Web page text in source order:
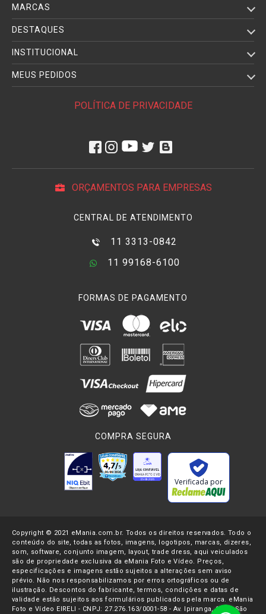
MARCAS
DESTAQUES
INSTITUCIONAL
MEUS PEDIDOS
POLÍTICA DE PRIVACIDADE
ORÇAMENTOS PARA EMPRESAS
CENTRAL DE ATENDIMENTO
11 3313-0842
11 99168-6100
FORMAS DE PAGAMENTO
COMPRA SEGURA
Verificada por
Copyright © 2021 eMania.com.br. Todos os direitos reservados. Todo o
conteúdo do site, todas as fotos, imagens, logotipos, marcas, dizeres,
som, software, conjunto imagem, layout, trade dress, aqui veiculados
são de propriedade exclusiva da eMania Foto e Vídeo. Preços,
especificações e imagens estão sujeitos a alterações sem aviso
prévio. Não nos responsabilizamos por erros ortográficos ou de
ilustração. Descontos do fabricante, termos, condições e datas de
validade estão sujeitos aos formulários publicados pela marca. eMania
Foto e Vídeo EIRELI - CNPJ: 27.276.163/0001-58 - Av. Ipiranga, 1107- São